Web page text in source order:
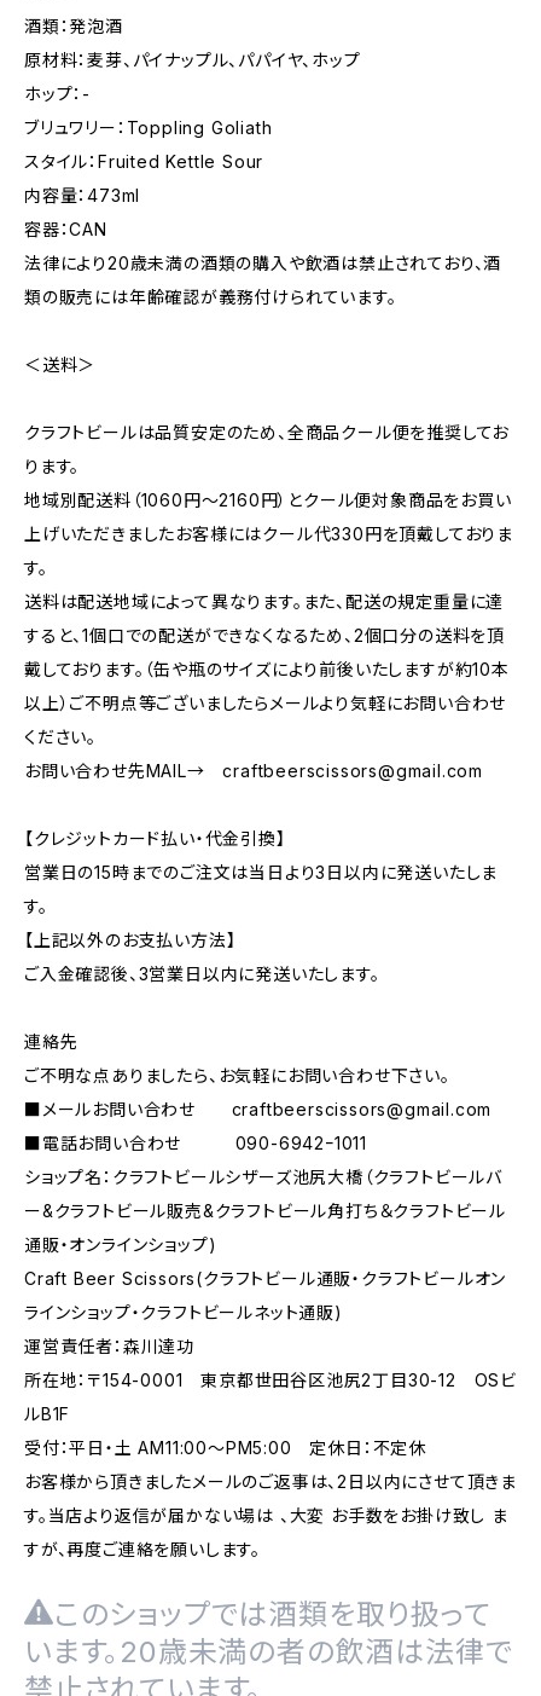
酒類：発泡酒
原材料：麦芽、パイナップル、パパイヤ、ホップ
ホップ：-
ブリュワリー：Toppling Goliath
スタイル：Fruited Kettle Sour
内容量：473ml
容器：CAN
法律により20歳未満の酒類の購入や飲酒は禁止されており、酒
類の販売には年齢確認が義務付けられています。
＜送料＞
クラフトビールは品質安定のため、全商品クール便を推奨してお
ります。
地域別配送料（1060円～2160円）とクール便対象商品をお買い
上げいただきましたお客様にはクール代330円を頂戴しておりま
す。
送料は配送地域によって異なります。また、配送の規定重量に達
すると、1個口での配送ができなくなるため、2個口分の送料を頂
戴しております。（缶や瓶のサイズにより前後いたしますが約10本
以上）ご不明点等ございましたらメールより気軽にお問い合わせ
ください。
お問い合わせ先MAIL→craftbeerscissors@gmail.com
【クレジットカード払い・代金引換】
営業日の15時までのご注文は当日より3日以内に発送いたしま
す。
【上記以外のお支払い方法】
ご入金確認後、3営業日以内に発送いたします。
連絡先
ご不明な点ありましたら、お気軽にお問い合わせ下さい。
■メールお問い合わせ craftbeerscissors@gmail.com
■電話お問い合わせ 090-6942ｰ1011
ショップ名：クラフトビールシザーズ池尻大橋（クラフトビールバ
ー&クラフトビール販売&クラフトビール角打ち＆クラフトビール
通販・オンラインショップ)
Craft Beer Scissors(クラフトビール通販・クラフトビールオン
ラインショップ・クラフトビールネット通販)
運営責任者：森川達功
所在地：〒154-0001 東京都世田谷区池尻2丁目30-12 OSビ
ルB1F
受付：平日・土 AM11:00～PM5:00 定休日：不定休
お客様から頂きましたメールのご返事は、2日以内にさせて頂きま
す。当店より返信が届かない場は 、大変 お手数をお掛け致し ま
すが、再度ご連絡を願いします。
このショップでは酒類を取り扱って
います。20歳未満の者の飲酒は法律で